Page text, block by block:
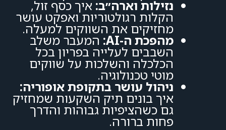
נזילות וארה״ב: איך כסף זול,
הקלות רגולטוריות ואפקט עושר
מחזיקים את השווקים למעלה.
מהפכת ה-AI: המעבר משלב
השבבים לעלייה בפריון בכל
הכלכלה והשלכות על שווקים
מוטי טכנולוגיה.
ניהול עושר בתקופת אופוריה:
איך בונים תיק השקעות שמחזיק
גם כשהציפיות גבוהות והדרך
פחות ברורה.